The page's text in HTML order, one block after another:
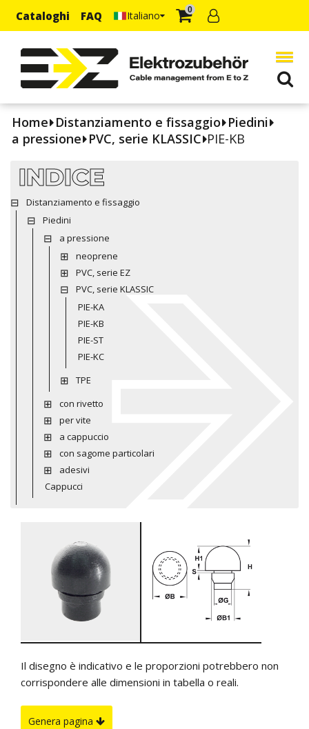
Cataloghi FAQ Italiano 0
Home Distanziamento e fissaggio Piedini
a pressione PVC, serie KLASSIC PIE-KB
INDICE
Distanziamento e fissaggio
Piedini
a pressione
neoprene
PVC, serie EZ
PVC, serie KLASSIC
PIE-KA
PIE-KB
PIE-ST
PIE-KC
TPE
con rivetto
per vite
a cappuccio
con sagome particolari
adesivi
Cappucci
Il disegno è indicativo e le proporzioni potrebbero non
corrispondere alle dimensioni in tabella o reali.
Genera pagina